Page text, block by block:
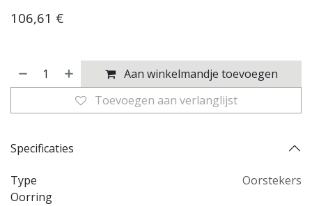
106,61 €
Aan winkelmandje toevoegen
Toevoegen aan verlanglijst
Specificaties
Type
Oorring
Oorstekers